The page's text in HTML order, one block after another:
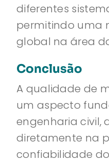
diferentes
permitindo uma
global na área
Conclusão
A qualidade de
um aspecto
engenharia civil,
diretamente na
confiabilidade